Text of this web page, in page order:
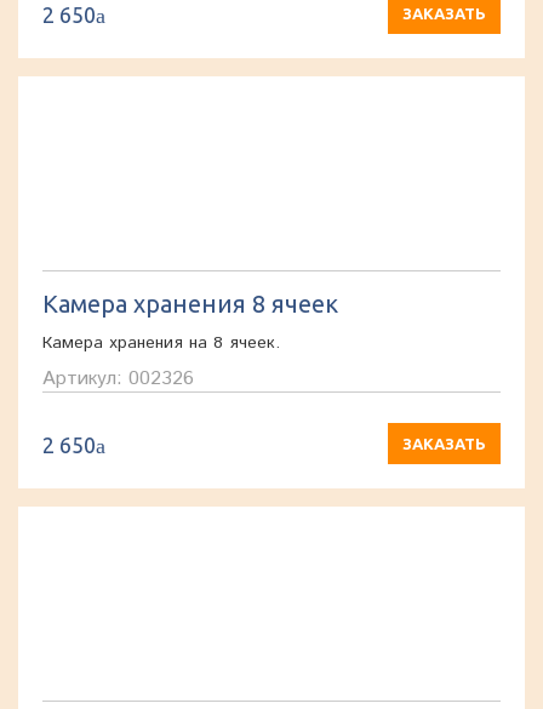
2 650a ЗАКАЗАТЬ
Камера хранения 8 ячеек
Камера хранения на 8 ячеек.
Артикул: 002326
2 650a ЗАКАЗАТЬ